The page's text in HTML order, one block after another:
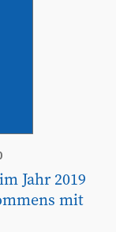
Jahr 2019
mit